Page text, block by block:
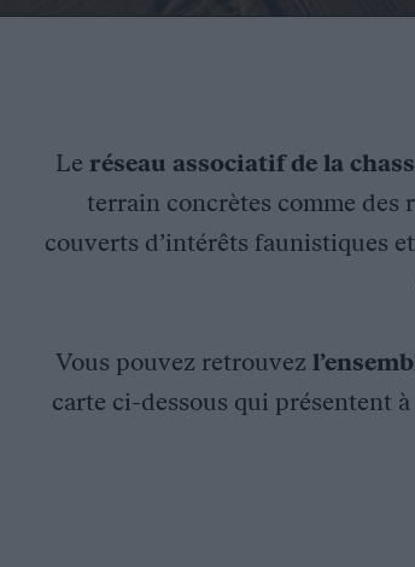
Le réseau associatif de la
terrain concrètes comme des
couverts d’intérêts faunistiques
Vous pouvez retrouvez
carte ci-dessous qui présentent